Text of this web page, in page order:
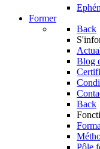
Former
Back
Blog
Back
Pôle